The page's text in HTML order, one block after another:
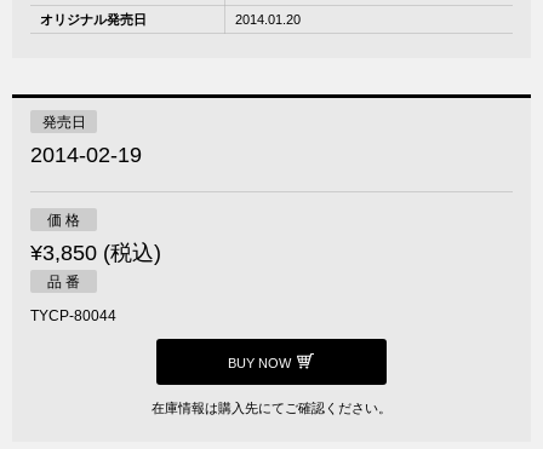
オリジナル発売日
2014.01.20
発売日
2014-02-19
価 格
¥3,850 (税込)
品 番
TYCP-80044
BUY NOW
在庫情報は購入先にてご確認ください。